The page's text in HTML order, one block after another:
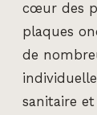
cœur des
plaques
de
sanitaire